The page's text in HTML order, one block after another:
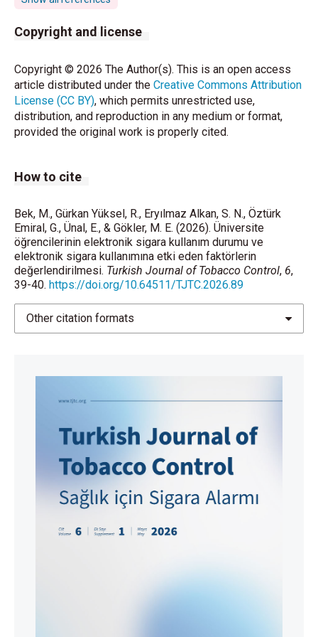
Zhu SH, Sun JY, Bonnevie E, Cummins SE, Gamst A,
Yin L, et al. Four hundred and sixty brands of e-
regulation. Tob Control 2014; 23(Suppl 3):iii3–9.
https://doi.org/10.1136/tobaccocontrol-2014-
051670
Barrington-Trimis JL, Leventhal AM. Adolescents’
https://doi.org/10.1056/NEJMp1805758
World Health Organization. Urgent action needed to
protect children and prevent the uptake of e-
cigarettes [Internet]. 2023. Available at:
https://www.who.int/news/item/14-12-2023-urgent-
action-needed-to-protect-children-and-prevent-the-
uptake-of-e-cigarettes(Accessed on 2023 Dec 14).
Centers for Disease Control and Prevention.
Outbreak of Severe Pulmonary Disease Linked with
2023 Dec 28).
OpenEpi. OpenEpi - Toolkit Shell for Developing New
Applications [Internet]. 2025. Available at:
https://www.openepi.com/SampleSize/SSPropor.ht
(Accessed on 2025 Jan 8).
Heatherton TF, Kozlowski LT, Frecker RC, Fagerström
revision of the Fagerström Tolerance Questionnaire.
Copyright and license
Copyright © 2026 The Author(s). This is an open access
article distributed under the Creative Commons Attribution
License (CC BY), which permits unrestricted use,
distribution, and reproduction in any medium or format,
provided the original work is properly cited.
How to cite
Bek, M., Gürkan Yüksel, R., Eryılmaz Alkan, S. N., Öztürk
Emiral, G., Ünal, E., & Gökler, M. E. (2026). Üniversite
öğrencilerinin elektronik sigara kullanım durumu ve
elektronik sigara kullanımına etki eden faktörlerin
değerlendirilmesi. Turkish Journal of Tobacco Control, 6,
39-40. https://doi.org/10.64511/TJTC.2026.89
Other citation formats